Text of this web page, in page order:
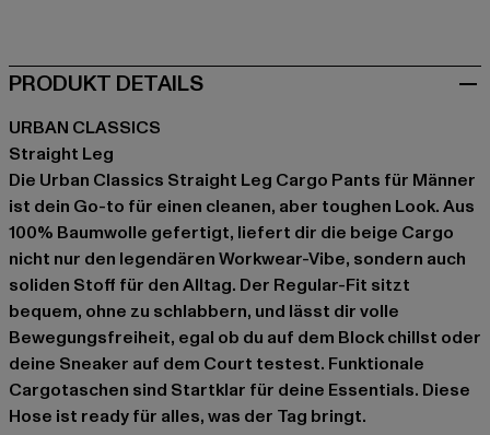
PRODUKT DETAILS
URBAN CLASSICS
Straight Leg
Die Urban Classics Straight Leg Cargo Pants für Männer
ist dein Go-to für einen cleanen, aber toughen Look. Aus
100% Baumwolle gefertigt, liefert dir die beige Cargo
nicht nur den legendären Workwear-Vibe, sondern auch
soliden Stoff für den Alltag. Der Regular-Fit sitzt
bequem, ohne zu schlabbern, und lässt dir volle
Bewegungsfreiheit, egal ob du auf dem Block chillst oder
deine Sneaker auf dem Court testest. Funktionale
Cargotaschen sind Startklar für deine Essentials. Diese
Hose ist ready für alles, was der Tag bringt.